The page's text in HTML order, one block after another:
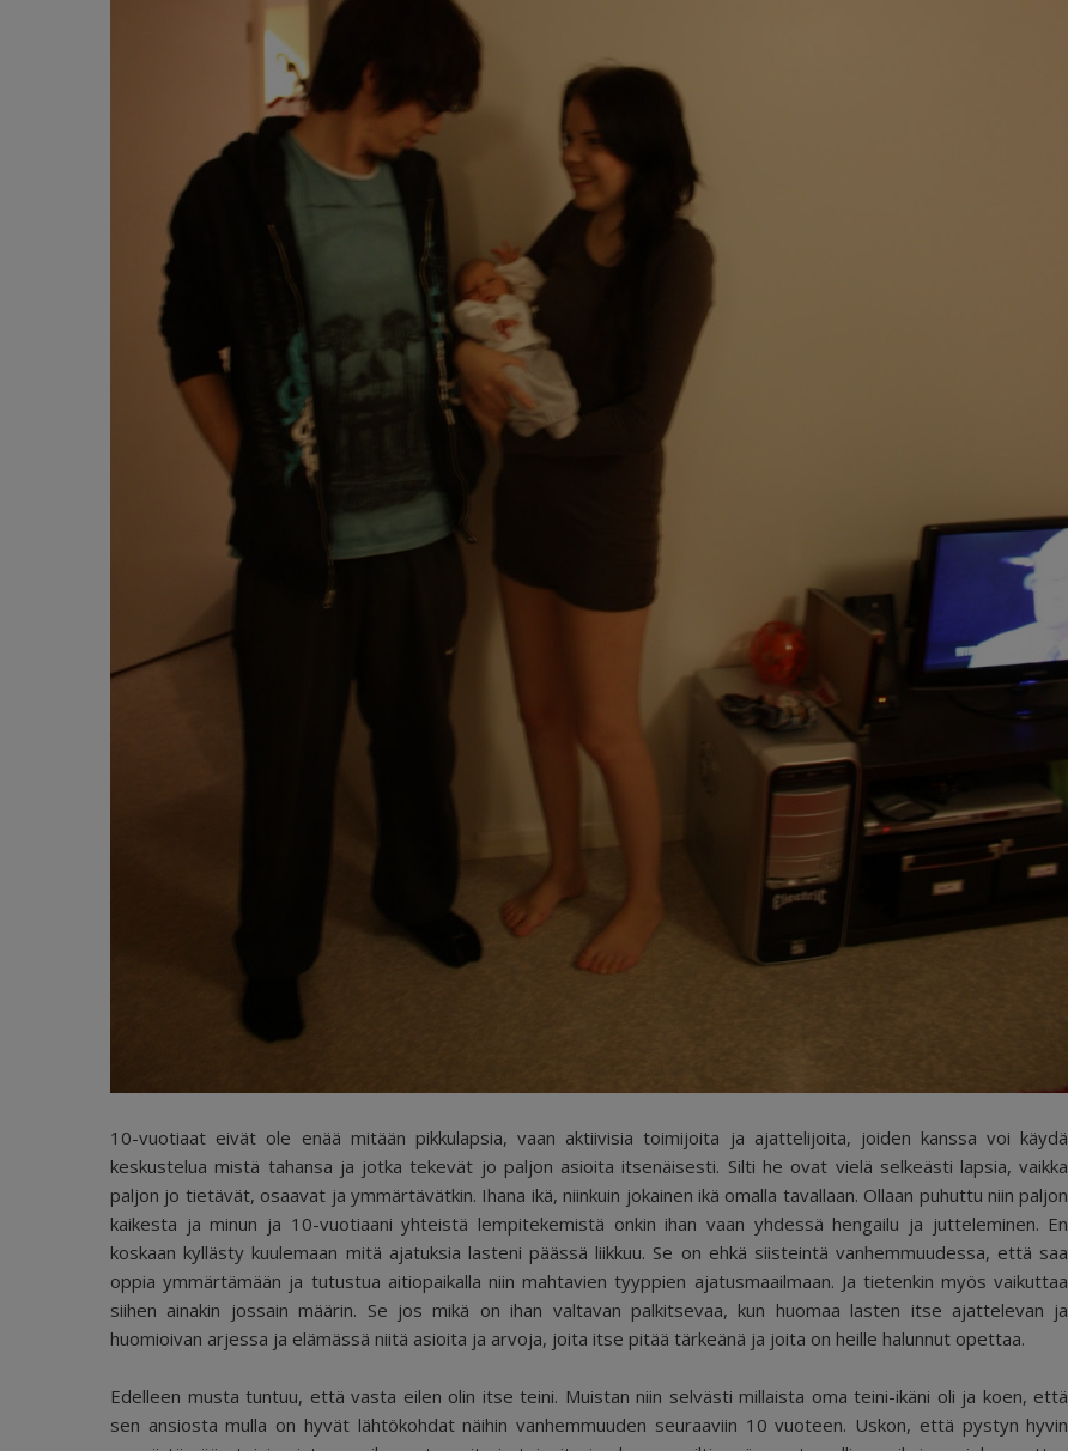
10-vuotiaat eivät ole enää mitään pikkulapsia, vaan aktiivisia toimijoita ja ajattelijoita, joiden kanssa voi käydä
keskustelua mistä tahansa ja jotka tekevät jo paljon asioita itsenäisesti. Silti he ovat vielä selkeästi lapsia, vaikka
paljon jo tietävät, osaavat ja ymmärtävätkin. Ihana ikä, niinkuin jokainen ikä omalla tavallaan. Ollaan puhuttu niin paljon
kaikesta ja minun ja 10-vuotiaani yhteistä lempitekemistä onkin ihan vaan yhdessä hengailu ja jutteleminen. En
koskaan kyllästy kuulemaan mitä ajatuksia lasteni päässä liikkuu. Se on ehkä siisteintä vanhemmuudessa, että saa
oppia ymmärtämään ja tutustua aitiopaikalla niin mahtavien tyyppien ajatusmaailmaan. Ja tietenkin myös vaikuttaa
siihen ainakin jossain määrin. Se jos mikä on ihan valtavan palkitsevaa, kun huomaa lasten itse ajattelevan ja
huomioivan arjessa ja elämässä niitä asioita ja arvoja, joita itse pitää tärkeänä ja joita on heille halunnut opettaa.
Edelleen musta tuntuu, että vasta eilen olin itse teini. Muistan niin selvästi millaista oma teini-ikäni oli ja koen, että
sen ansiosta mulla on hyvät lähtökohdat näihin vanhemmuuden seuraaviin 10 vuoteen. Uskon, että pystyn hyvin